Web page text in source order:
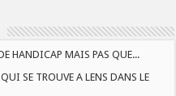
HANDICAP MAIS PAS QUE...
SE TROUVE A LENS DANS LE